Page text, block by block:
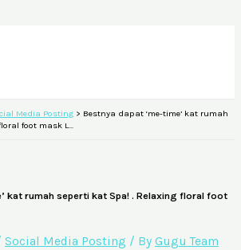
Media Posting > Bestnya dapat ‘me-time’ kat rumah
foot mask L…
kat rumah seperti kat Spa! . Relaxing floral foot
Social Media Posting / By Gugu Team